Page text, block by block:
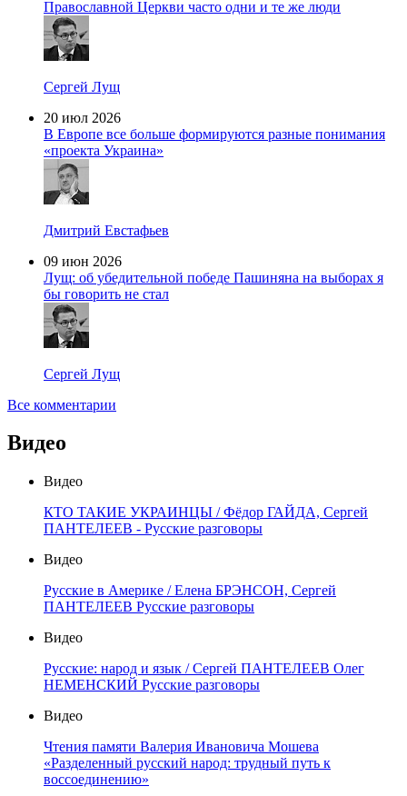
Православной Церкви часто одни и те же люди
Сергей Лущ
20 июл 2026
В Европе все больше формируются разные понимания
«проекта Украина»
Дмитрий Евстафьев
09 июн 2026
Лущ: об убедительной победе Пашиняна на выборах я
бы говорить не стал
Сергей Лущ
Все комментарии
Видео
Видео
КТО ТАКИЕ УКРАИНЦЫ / Фёдор ГАЙДА, Сергей
ПАНТЕЛЕЕВ - Русские разговоры
Видео
Русские в Америке / Елена БРЭНСОН, Сергей
ПАНТЕЛЕЕВ Русские разговоры
Видео
Русские: народ и язык / Сергей ПАНТЕЛЕЕВ Олег
НЕМЕНСКИЙ Русские разговоры
Видео
Чтения памяти Валерия Ивановича Мошева
«Разделенный русский народ: трудный путь к
воссоединению»